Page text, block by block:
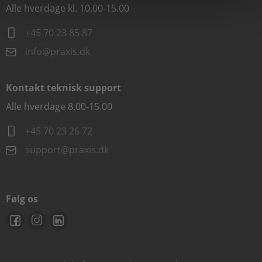
Alle hverdage kl. 10.00-15.00
+45 70 23 85 87
info@praxis.dk
Kontakt teknisk support
Alle hverdage 8.00-15.00
+45 70 23 26 72
support@praxis.dk
Følg os